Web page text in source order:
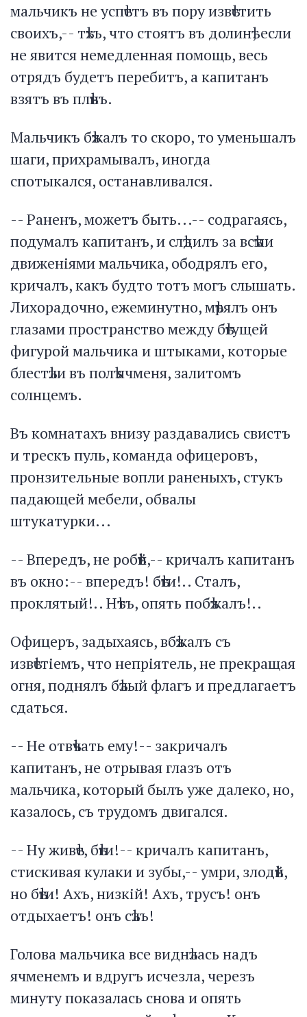
мальчикъ не успѣетъ въ пору извѣстить
своихъ,-- тѣхъ, что стоятъ въ долинѣ; если
не явится немедленная помощь, весь
отрядъ будетъ перебитъ, а капитанъ
взятъ въ плѣнъ.
Мальчикъ бѣжалъ то скоро, то уменьшалъ
шаги, прихрамывалъ, иногда
спотыкался, останавливался.
-- Раненъ, можетъ быть...-- содрагаясь,
подумалъ капитанъ, и слѣдилъ за всѣми
движеніями мальчика, ободрялъ его,
кричалъ, какъ будто тотъ могъ слышать.
Лихорадочно, ежеминутно, мѣрялъ онъ
глазами пространство между бѣгущей
фигурой мальчика и штыками, которые
блестѣли въ полѣ ячменя, залитомъ
солнцемъ.
Въ комнатахъ внизу раздавались свистъ
и трескъ пуль, команда офицеровъ,
пронзительные вопли раненыхъ, стукъ
падающей мебели, обвалы
штукатурки...
-- Впередъ, не робѣй,-- кричалъ капитанъ
въ окно:-- впередъ! бѣги!.. Сталъ,
проклятый!.. Нѣтъ, опять побѣжалъ!..
Офицеръ, задыхаясь, вбѣжалъ съ
извѣстіемъ, что непріятель, не прекращая
огня, поднялъ бѣлый флагъ и предлагаетъ
сдаться.
-- Не отвѣчать ему!-- закричалъ
капитанъ, не отрывая глазъ отъ
мальчика, который былъ уже далеко, но,
казалось, съ трудомъ двигался.
-- Ну живѣе, бѣги!-- кричалъ капитанъ,
стискивая кулаки и зубы,-- умри, злодѣй,
но бѣги! Ахъ, низкій! Ахъ, трусъ! онъ
отдыхаетъ! онъ сѣлъ!
Голова мальчика все виднѣлась надъ
ячменемъ и вдругъ исчезла, черезъ
минуту показалась снова и опять